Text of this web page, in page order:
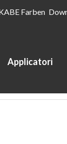
Farben
Applicatori